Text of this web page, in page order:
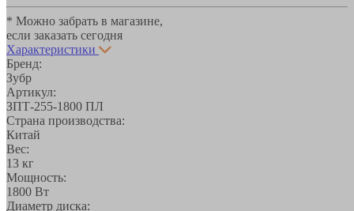
* Можно забрать в магазине,
если заказать сегодня
Характеристики
Бренд:
Зубр
Артикул:
ЗПТ-255-1800 ПЛ
Страна производства:
Китай
Вес:
13 кг
Мощность:
1800 Вт
Диаметр диска: